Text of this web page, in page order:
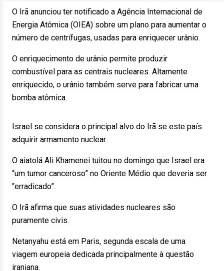
O Irã anunciou ter notificado a Agência Internacional de
Energia Atômica (OIEA) sobre um plano para aumentar o
número de centrífugas, usadas para enriquecer urânio.
O enriquecimento de urânio permite produzir
combustível para as centrais nucleares. Altamente
enriquecido, o urânio também serve para fabricar uma
bomba atômica.
Israel se considera o principal alvo do Irã se este país
adquirir armamento nuclear.
O aiatolá Ali Khamenei tuitou no domingo que Israel era
“um tumor canceroso” no Oriente Médio que deveria ser
“erradicado”.
O Irã afirma que suas atividades nucleares são
puramente civis.
Netanyahu está em Paris, segunda escala de uma
viagem europeia dedicada principalmente à questão
iraniana.